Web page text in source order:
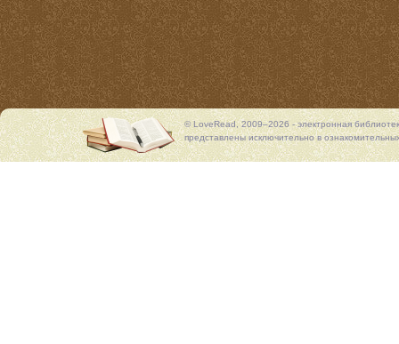
© LoveRead, 2009–2026 - электронная
представлены исключительно в